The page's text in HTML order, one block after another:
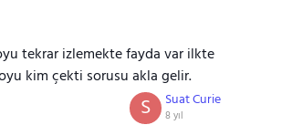
tekrar izlemekte fayda var ilkte
kim çekti sorusu akla gelir.
Suat Curie
8 yıl
S